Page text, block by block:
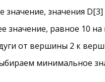
значение, значения
значение, равное 10
от вершины 2 к
минимальное